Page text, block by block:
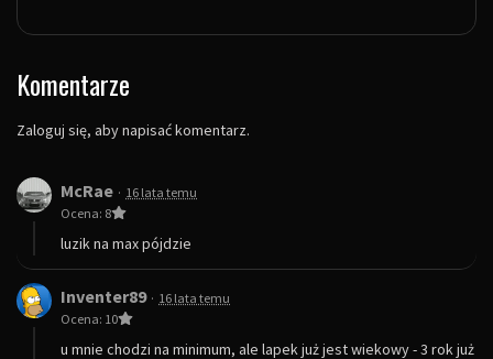
Komentarze
Zaloguj się, aby napisać komentarz.
McRae · 16 lata temu
Ocena: 8
luzik na max pójdzie
Inventer89· 16 lata temu
Ocena: 10
u mnie chodzi na minimum, ale lapek już jest wiekowy - 3 rok już